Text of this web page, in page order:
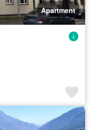
Apartment